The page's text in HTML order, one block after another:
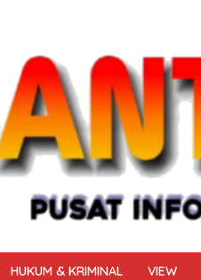
HUKUM & KRIMINAL VIEW